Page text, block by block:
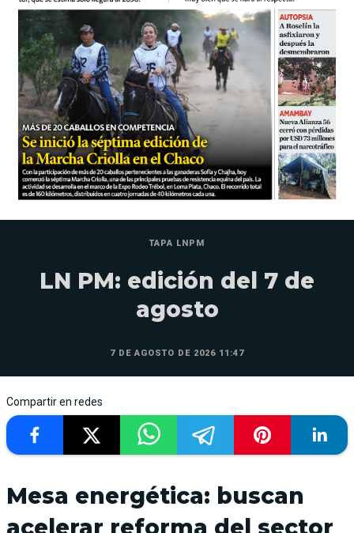
TAPA LNPM
LN PM: edición del 7 de
agosto
7 DE AGOSTO DE 2026 11:47
Compartir en redes
Mesa energética: buscan
acelerar reforma del sector